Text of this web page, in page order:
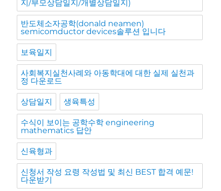
지/부모상담일지/개별상담일지)
반도체소자공학(donald neamen)
semicomductor devices솔루션 입니다
보육일지
사회복지실천사례와 아동학대에 대한 실제 실천과
정 다운로드
상담일지 생육특성
수식이 보이는 공학수학 engineering
mathematics 답안
신육형과
신청서 작성 요령 작성법 및 최신 BEST 합격 예문!
다운받기